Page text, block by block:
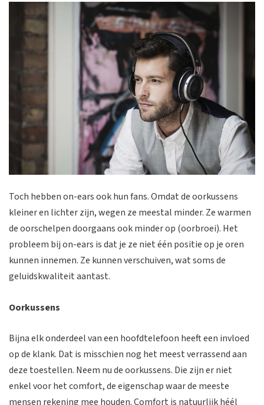
Toch hebben on-ears ook hun fans. Omdat de oorkussens
kleiner en lichter zijn, wegen ze meestal minder. Ze warmen
de oorschelpen doorgaans ook minder op (oorbroei). Het
probleem bij on-ears is dat je ze niet één positie op je oren
kunnen innemen. Ze kunnen verschuiven, wat soms de
geluidskwaliteit aantast.
Oorkussens
Bijna elk onderdeel van een hoofdtelefoon heeft een invloed
op de klank. Dat is misschien nog het meest verrassend aan
deze toestellen. Neem nu de oorkussens. Die zijn er niet
enkel voor het comfort, de eigenschap waar de meeste
mensen rekening mee houden. Comfort is natuurlijk héél